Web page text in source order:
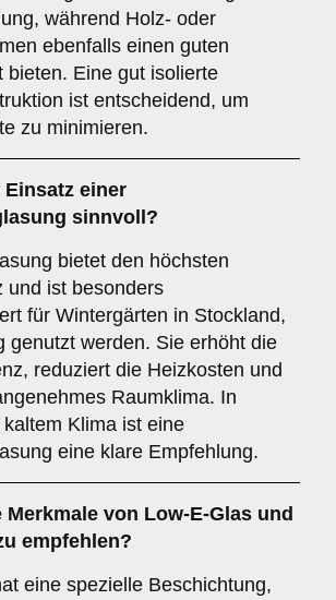
während Holz- oder
ebenfalls einen guten
bieten. Eine gut isolierte
ist entscheidend, um
zu minimieren.
einer
sinnvoll?
bietet den höchsten
und ist besonders
für Wintergärten in Stockland,
genutzt werden. Sie erhöht die
reduziert die Heizkosten und
Raumklima. In
Klima ist eine
eine klare Empfehlung.
Merkmale von Low-E-Glas und
empfehlen?
eine spezielle Beschichtung,